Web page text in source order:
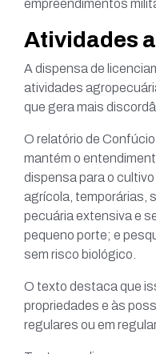
empreendimentos
Atividades
A dispensa de
atividades
que gera mais
O relatório de
mantém o
dispensa para o
agrícola, temporárias,
pecuária extensiva e
pequeno porte; e
sem risco biológico.
O texto destaca que
propriedades e às
regulares ou em